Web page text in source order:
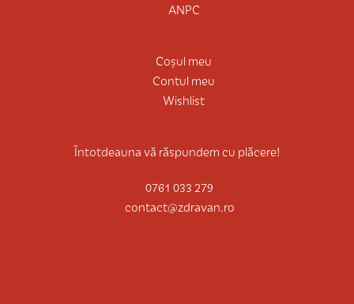
ANPC
Coșul meu
Contul meu
Wishlist
Întotdeauna vă răspundem cu plăcere!
0761 033 279
contact@zdravan.ro